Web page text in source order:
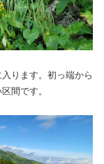
ります。初っ端から
間です。